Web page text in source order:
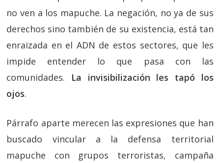
no ven a los mapuche. La negación, no ya de sus
derechos sino también de su existencia, está tan
enraizada en el ADN de estos sectores, que les
impide entender lo que pasa con las
comunidades. La invisibilización les tapó los
ojos.
Párrafo aparte merecen las expresiones que han
buscado vincular a la defensa territorial
mapuche con grupos terroristas, campaña